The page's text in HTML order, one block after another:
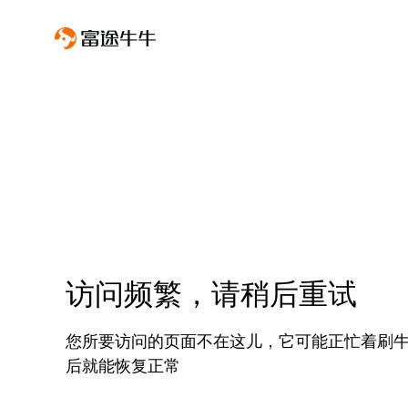
访问频繁，请稍后重试
您所要访问的页面不在这儿，它可能正忙着刷
后就能恢复正常